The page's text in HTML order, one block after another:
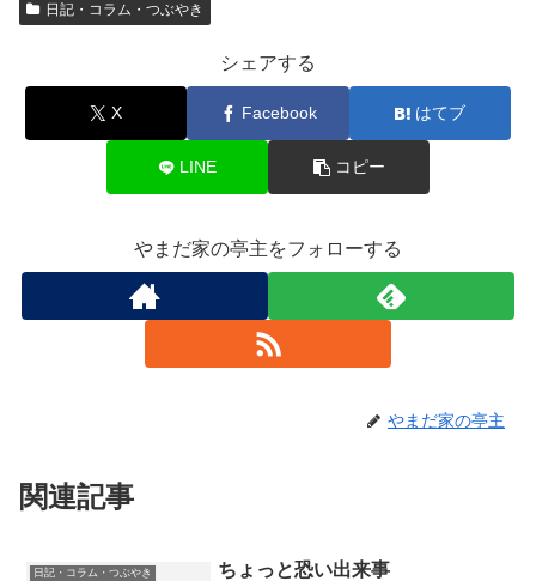
日記・コラム・つぶやき
シェアする
X Facebook はてブ
LINE コピー
やまだ家の亭主をフォローする
やまだ家の亭主
関連記事
日記・コラム・つぶやき ちょっと恐い出来事